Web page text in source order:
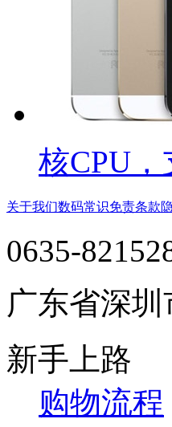
核CPU
关于我们数码常识免责条款
0635-
广东省深
新手上路
购物流程